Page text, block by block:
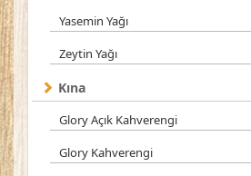
Yasemin Yağı
Zeytin Yağı
Kına
Glory Açık Kahverengi
Glory Kahverengi